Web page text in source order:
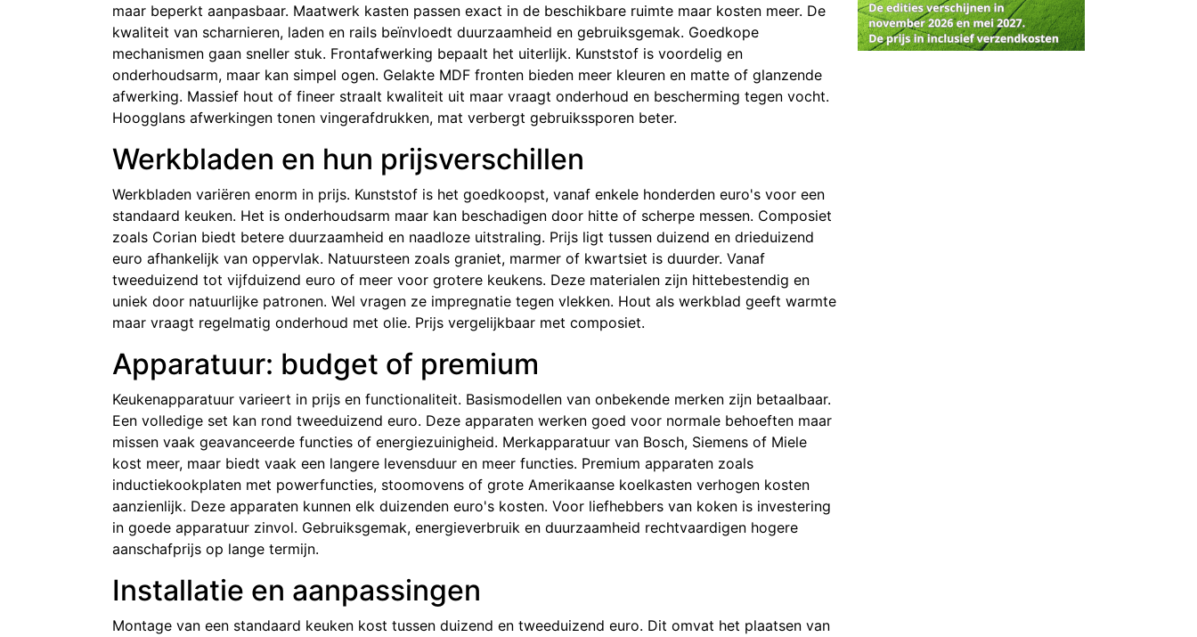
maar beperkt aanpasbaar. Maatwerk kasten passen exact in de beschikbare ruimte maar kosten meer. De
kwaliteit van scharnieren, laden en rails beïnvloedt duurzaamheid en gebruiksgemak. Goedkope
mechanismen gaan sneller stuk. Frontafwerking bepaalt het uiterlijk. Kunststof is voordelig en
onderhoudsarm, maar kan simpel ogen. Gelakte MDF fronten bieden meer kleuren en matte of glanzende
afwerking. Massief hout of fineer straalt kwaliteit uit maar vraagt onderhoud en bescherming tegen vocht.
Hoogglans afwerkingen tonen vingerafdrukken, mat verbergt gebruikssporen beter.
Werkbladen en hun prijsverschillen
Werkbladen variëren enorm in prijs. Kunststof is het goedkoopst, vanaf enkele honderden euro's voor een
standaard keuken. Het is onderhoudsarm maar kan beschadigen door hitte of scherpe messen. Composiet
zoals Corian biedt betere duurzaamheid en naadloze uitstraling. Prijs ligt tussen duizend en drieduizend
euro afhankelijk van oppervlak. Natuursteen zoals graniet, marmer of kwartsiet is duurder. Vanaf
tweeduizend tot vijfduizend euro of meer voor grotere keukens. Deze materialen zijn hittebestendig en
uniek door natuurlijke patronen. Wel vragen ze impregnatie tegen vlekken. Hout als werkblad geeft warmte
maar vraagt regelmatig onderhoud met olie. Prijs vergelijkbaar met composiet.
Apparatuur: budget of premium
Keukenapparatuur varieert in prijs en functionaliteit. Basismodellen van onbekende merken zijn betaalbaar.
Een volledige set kan rond tweeduizend euro. Deze apparaten werken goed voor normale behoeften maar
missen vaak geavanceerde functies of energiezuinigheid. Merkapparatuur van Bosch, Siemens of Miele
kost meer, maar biedt vaak een langere levensduur en meer functies. Premium apparaten zoals
inductiekookplaten met powerfuncties, stoomovens of grote Amerikaanse koelkasten verhogen kosten
aanzienlijk. Deze apparaten kunnen elk duizenden euro's kosten. Voor liefhebbers van koken is investering
in goede apparatuur zinvol. Gebruiksgemak, energieverbruik en duurzaamheid rechtvaardigen hogere
aanschafprijs op lange termijn.
Installatie en aanpassingen
Montage van een standaard keuken kost tussen duizend en tweeduizend euro. Dit omvat het plaatsen van